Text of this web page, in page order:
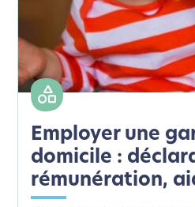
Employer une
domicile :
rémunération,